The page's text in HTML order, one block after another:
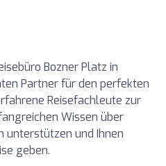
Bozner Platz in
Partner für den perfekten
Reisefachleute zur
Wissen über
unterstützen und Ihnen
geben.